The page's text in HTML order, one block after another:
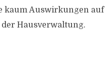
kaum Auswirkungen auf
Hausverwaltung.